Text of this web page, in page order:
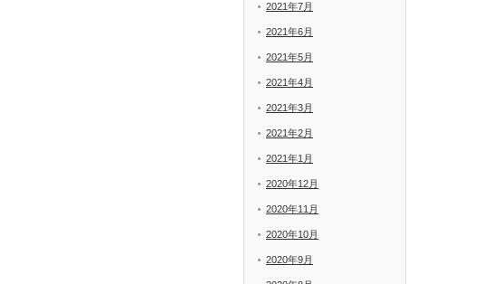
2021年7月
2021年6月
2021年5月
2021年4月
2021年3月
2021年2月
2021年1月
2020年12月
2020年11月
2020年10月
2020年9月